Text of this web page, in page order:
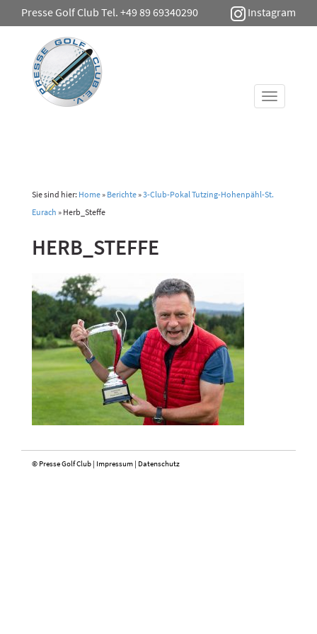
Presse Golf Club Tel. +49 89 69340290 Instagram
Toggle
Sie sind hier: Home» Berichte»3-Club-Pokal Tutzing-Hohenpähl-St.
Eurach » Herb_Steffe
HERB_STEFFE
© Presse Golf Club | Impressum | Datenschutz